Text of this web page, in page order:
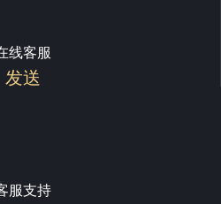
线客服
发送
服支持